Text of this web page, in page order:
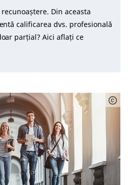
Din aceasta
calificarea dvs. profesională
parțial? Aici aflați ce